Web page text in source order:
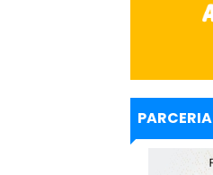
PARCERIA